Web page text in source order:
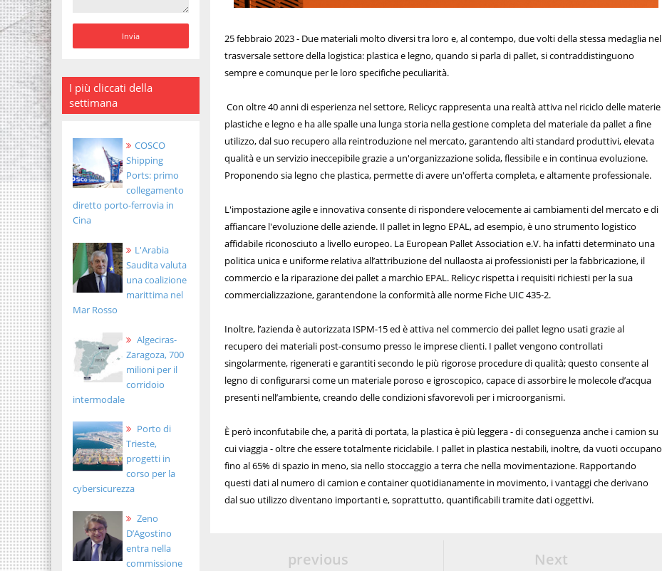
I più cliccati della
settimana
COSCO
Shipping
Ports: primo
collegamento
diretto porto-ferrovia in
Cina
L'Arabia
Saudita valuta
una coalizione
marittima nel
Mar Rosso
Algeciras-
Zaragoza, 700
milioni per il
corridoio
intermodale
Porto di
Trieste,
progetti in
corso per la
cybersicurezza
Zeno
D’Agostino
entra nella
commissione
25 febbraio 2023 - Due materiali molto diversi tra loro e, al contempo, due volti della stessa medaglia nel
trasversale settore della logistica: plastica e legno, quando si parla di pallet, si contraddistinguono
sempre e comunque per le loro specifiche peculiarità.
Con oltre 40 anni di esperienza nel settore, Relicyc rappresenta una realtà attiva nel riciclo delle materie
plastiche e legno e ha alle spalle una lunga storia nella gestione completa del materiale da pallet a fine
utilizzo, dal suo recupero alla reintroduzione nel mercato, garantendo alti standard produttivi, elevata
qualità e un servizio ineccepibile grazie a un'organizzazione solida, flessibile e in continua evoluzione.
Proponendo sia legno che plastica, permette di avere un'offerta completa, e altamente professionale.
L'impostazione agile e innovativa consente di rispondere velocemente ai cambiamenti del mercato e di
affiancare l'evoluzione delle aziende. Il pallet in legno EPAL, ad esempio, è uno strumento logistico
affidabile riconosciuto a livello europeo. La European Pallet Association e.V. ha infatti determinato una
politica unica e uniforme relativa all’attribuzione del nullaosta ai professionisti per la fabbricazione, il
commercio e la riparazione dei pallet a marchio EPAL. Relicyc rispetta i requisiti richiesti per la sua
commercializzazione, garantendone la conformità alle norme Fiche UIC 435-2.
Inoltre, l’azienda è autorizzata ISPM-15 ed è attiva nel commercio dei pallet legno usati grazie al
recupero dei materiali post-consumo presso le imprese clienti. I pallet vengono controllati
singolarmente, rigenerati e garantiti secondo le più rigorose procedure di qualità; questo consente al
legno di configurarsi come un materiale poroso e igroscopico, capace di assorbire le molecole d’acqua
presenti nell’ambiente, creando delle condizioni sfavorevoli per i microorganismi.
È però inconfutabile che, a parità di portata, la plastica è più leggera - di conseguenza anche i camion su
cui viaggia - oltre che essere totalmente riciclabile. I pallet in plastica nestabili, inoltre, da vuoti occupano
fino al 65% di spazio in meno, sia nello stoccaggio a terra che nella movimentazione. Rapportando
questi dati al numero di camion e container quotidianamente in movimento, i vantaggi che derivano
dal suo utilizzo diventano importanti e, soprattutto, quantificabili tramite dati oggettivi.
Next
previous